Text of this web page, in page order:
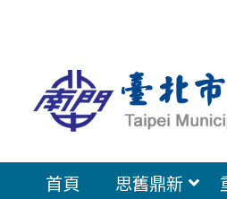
容
首頁 思舊鼎新